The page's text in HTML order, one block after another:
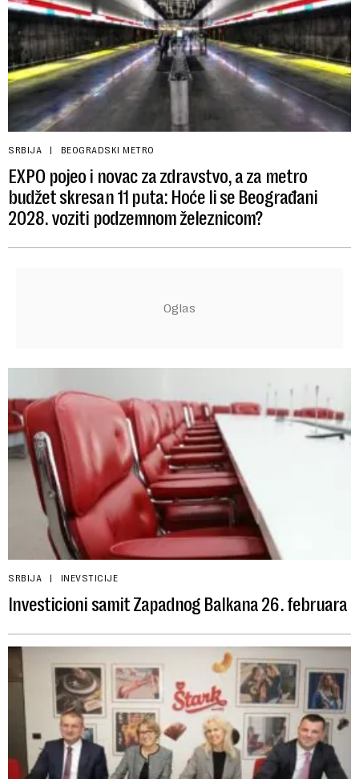
SRBIJA BEOGRADSKI METRO
EXPO pojeo i novac za zdravstvo, a za metro
budžet skresan 11 puta: Hoće li se Beograđani
2028. voziti podzemnom železnicom?
SRBIJA INEVSTICIJE
Investicioni samit Zapadnog Balkana 26. februara